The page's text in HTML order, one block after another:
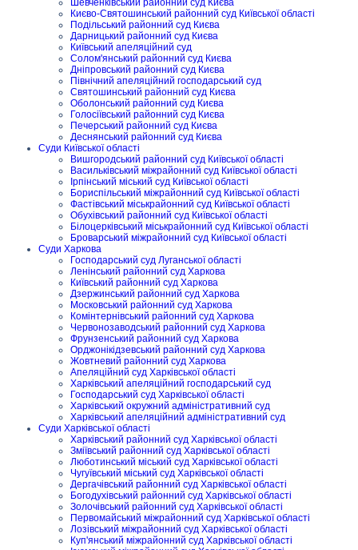
Шевченківський районний суд Києва
Києво-Святошинський районний суд Київської області
Подільський районний суд Києва
Дарницький районний суд Києва
Київський апеляційний суд
Солом'янський районний суд Києва
Дніпровський районний суд Києва
Північний апеляційний господарський суд
Святошинський районний суд Києва
Оболонський районний суд Києва
Голосіївський районний суд Києва
Печерський районний суд Києва
Деснянський районний суд Києва
Суди Київської області
Вишгородський районний суд Київської області
Васильківський міжрайонний суд Київської області
Ірпінський міський суд Київської області
Бориспільський міжрайонний суд Київської області
Фастівський міськрайонний суд Київської області
Обухівський районний суд Київської області
Білоцерківський міськрайонний суд Київської області
Броварський міжрайонний суд Київської області
Суди Харкова
Господарський суд Луганської області
Ленінський районний суд Харкова
Київський районний суд Харкова
Дзержинський районний суд Харкова
Московський районний суд Харкова
Комінтернівський районний суд Харкова
Червонозаводський районний суд Харкова
Фрунзенський районний суд Харкова
Орджонікідзевський районний суд Харкова
Жовтневий районний суд Харкова
Апеляційний суд Харківської області
Харківський апеляційний господарський суд
Господарський суд Харківської області
Харківський окружний адміністративний суд
Харківський апеляційний адміністративний суд
Суди Харківської області
Харківський районний суд Харківської області
Зміївський районний суд Харківської області
Люботинський міський суд Харківської області
Чугуївський міський суд Харківської області
Дергачівський районний суд Харківської області
Богодухівський районний суд Харківської області
Золочівський районний суд Харківської області
Первомайський міжрайонний суд Харківської області
Лозівський міжрайонний суд Харківської області
Куп'янський міжрайонний суд Харківської області